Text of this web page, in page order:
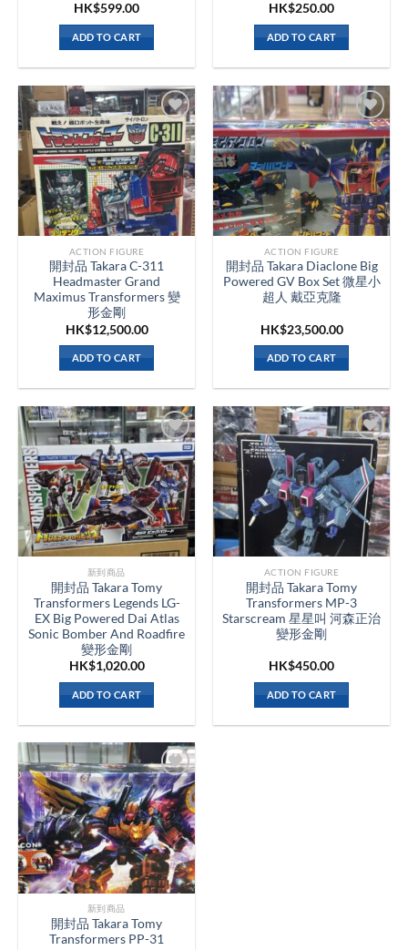
HK$599.00
ADD TO CART
HK$250.00
ADD TO CART
ACTION FIGURE
開封品 Takara C-311
Headmaster Grand
Maximus Transformers 變
形金剛
HK$12,500.00
ADD TO CART
ACTION FIGURE
開封品 Takara Diaclone Big
Powered GV Box Set 微星小
超人 戴亞克隆
HK$23,500.00
ADD TO CART
新到商品​
開封品 Takara Tomy
Transformers Legends LG-
EX Big Powered Dai Atlas
Sonic Bomber And Roadfire
變形金剛
HK$1,020.00
ADD TO CART
ACTION FIGURE
開封品 Takara Tomy
Transformers MP-3
Starscream 星星叫 河森正治
變形金剛
HK$450.00
ADD TO CART
新到商品​
開封品 Takara Tomy
Transformers PP-31